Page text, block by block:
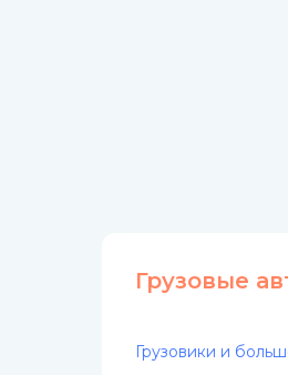
Грузовые
Грузовики и